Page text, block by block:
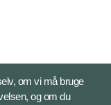
om vi må bruge
og om du